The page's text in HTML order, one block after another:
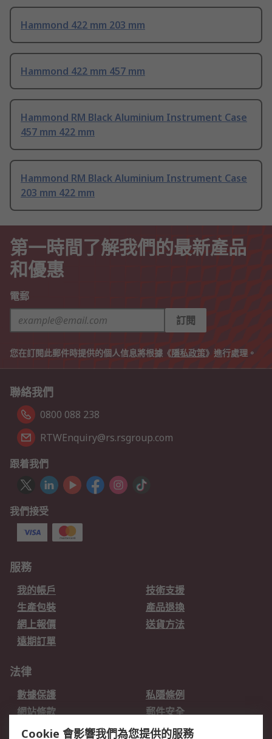
Hammond 422 mm 203 mm
Hammond 422 mm 457 mm
Hammond RM Black Aluminium Instrument Case
457 mm 422 mm
Hammond RM Black Aluminium Instrument Case
203 mm 422 mm
第一時間了解我們的最新產品
和優惠
電郵
訂閱
您在訂閱此郵件時提供的個人信息將根據《隱私政策》進行處理。
聯絡我們
0800 088 238
RTWEnquiry@rs.rsgroup.com
跟着我們
我們接受
服務
我的帳戶
技術支援
生產包裝
產品退換
網上報價
送貨方法
遠期訂單
法律
數據保護
私隱條例
網站條款
郵件安全
销售条款和条件
Cookie 會影響我們為您提供的服務